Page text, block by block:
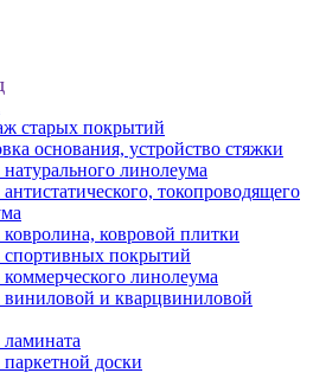
старых покрытий
основания, устройство стяжки
линолеума
токопроводящего
ковролина, ковровой плитки
спортивных покрытий
линолеума
виниловой и кварцвиниловой
доски